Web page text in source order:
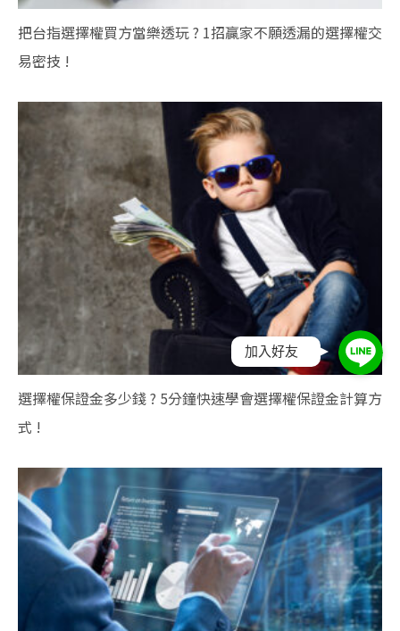
把台指選擇權買方當樂透玩 ? 1招贏家不願透漏的選擇權交
易密技 !
選擇權保證金多少錢 ? 5分鐘快速學會選擇權保證金計算方
式 !
加入好友